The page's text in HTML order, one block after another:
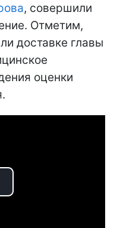
, совершили
Отметим,
доставке главы
оценки